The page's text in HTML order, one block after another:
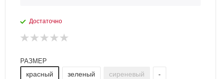
Достаточно
РАЗМЕР
красный зеленый сиреневый -